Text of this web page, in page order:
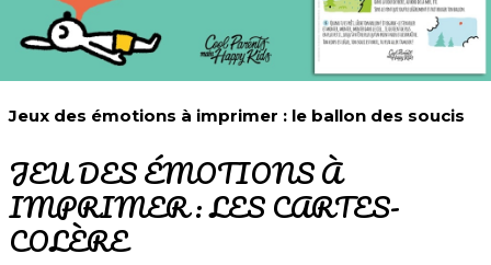
Jeux des émotions à imprimer : le ballon des soucis
JEU DES ÉMOTIONS À
IMPRIMER : LES CARTES-
COLÈRE